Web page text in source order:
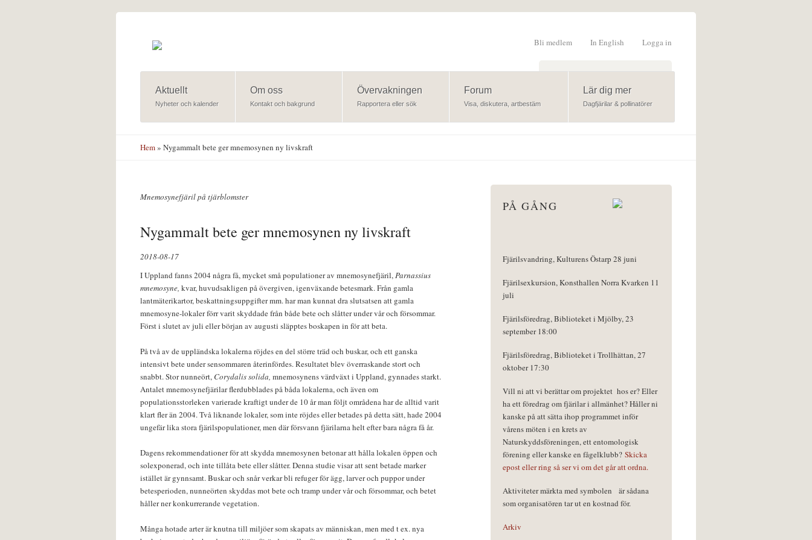
Logga in
In English
Bli medlem
Sökformulär
Aktuellt
Nyheter och kalender
Om oss
Kontakt och bakgrund
Övervakningen
Rapportera eller sök
Forum
Visa, diskutera, artbestäm
Lär dig mer
Dagfjärilar & pollinatörer
Hem» Nygammalt bete ger mnemosynen ny livskraft
Mnemosynefjäril på tjärblomster
Nygammalt bete ger mnemosynen ny livskraft
2018-08-17
I Uppland fanns 2004 några få, mycket små populationer av mnemosynefjäril,Parnassius
mnemosyne, kvar, huvudsakligen på övergiven, igenväxande betesmark. Från gamla
lantmäterikartor, beskattningsuppgifter mm. har man kunnat dra slutsatsen att gamla
mnemosyne-lokaler förr varit skyddade från både bete och slåtter under vår och försommar.
Först i slutet av juli eller början av augusti släpptes boskapen in för att beta.
På två av de uppländska lokalerna röjdes en del större träd och buskar, och ett ganska
intensivt bete under sensommaren återinfördes. Resultatet blev överraskande stort och
snabbt. Stor nunneört, Corydalis solida, mnemosynens värdväxt i Uppland, gynnades starkt.
Antalet mnemosynefjärilar flerdubblades på båda lokalerna, och även om
populationsstorleken varierade kraftigt under de 10 år man följt områdena har de alltid varit
klart fler än 2004. Två liknande lokaler, som inte röjdes eller betades på detta sätt, hade 2004
ungefär lika stora fjärilspopulationer, men där försvann fjärilarna helt efter bara några få år.
Dagens rekommendationer för att skydda mnemosynen betonar att hålla lokalen öppen och
solexponerad, och inte tillåta bete eller slåtter. Denna studie visar att sent betade marker
istället är gynnsamt. Buskar och snår verkar bli refuger för ägg, larver och puppor under
betesperioden, nunneörten skyddas mot bete och tramp under vår och försommar, och betet
håller ner konkurrerande vegetation.
Många hotade arter är knutna till miljöer som skapats av människan, men med t ex. nya
PÅ GÅNG
Fjärilsvandring, Kulturens Östarp 28 juni
Fjärilsexkursion, Konsthallen Norra Kvarken 11
juli
Fjärilsföredrag, Biblioteket i Mjölby, 23
september 18:00
Fjärilsföredrag, Biblioteket i Trollhättan, 27
oktober 17:30
Vill ni att vi berättar om projektet hos er? Eller
ha ett föredrag om fjärilar i allmänhet? Håller ni
kanske på att sätta ihop programmet inför
vårens möten i en krets av
Naturskyddsföreningen, ett entomologisk
förening eller kanske en fågelklubb? Skicka
epost eller ring så ser vi om det går att ordna.
Aktiviteter märkta med symbolen
är sådana
som organisatören tar ut en kostnad för.
Arkiv